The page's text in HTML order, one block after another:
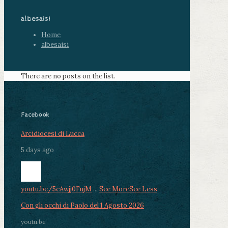
albesaisi
Home
albesaisi
There are no posts on the list.
Facebook
Arcidiocesi di Lucca
5 days ago
youtu.be/5cAwjj0FujM ... See MoreSee Less
Con gli occhi di Paolo del 1 Agosto 2026
youtu.be